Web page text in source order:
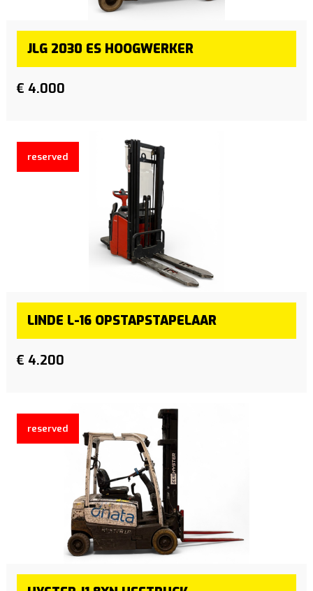
JLG 2030 ES HOOGWERKER
€ 4.000
reserved
LINDE L-16 OPSTAPSTAPELAAR
€ 4.200
reserved